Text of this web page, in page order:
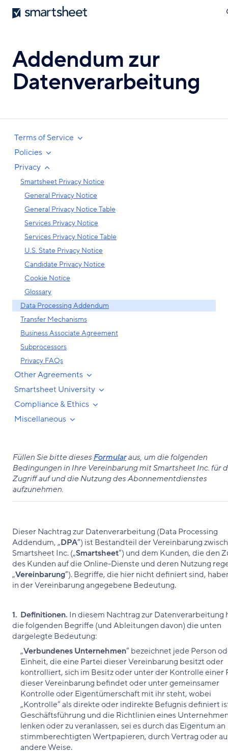
Direkt
zum
Smartsheet
Addendum zur
Datenverarbeitung
Terms of Service
Policies
Privacy
Smartsheet Privacy Notice
General Privacy Notice
General Privacy Notice Table
Services Privacy Notice
Services Privacy Notice Table
U.S. State Privacy Notice
Candidate Privacy Notice
Cookie Notice
Glossary
Data Processing Addendum
Transfer Mechanisms
Business Associate Agreement
Subprocessors
Privacy FAQs
Other Agreements
Smartsheet University
Compliance & Ethics
Miscellaneous
Füllen Sie bitte diesesFormularaus, um die folgenden
Bedingungen in Ihre Vereinbarung mit Smartsheet Inc. für
Zugriff auf und die Nutzung des Abonnementdienstes
aufzunehmen.
Dieser Nachtrag zur Datenverarbeitung (Data Processing
Addendum, „DPA“) ist Bestandteil der Vereinbarung
Smartsheet Inc. („Smartsheet“) und dem Kunden, die den
des Kunden auf die Online-Dienste und deren Nutzung
„Vereinbarung“). Begriffe, die hier nicht definiert sind,
in der Vereinbarung angegebene Bedeutung.
1. Definitionen. In diesem Nachtrag zur Datenverarbeitung
die folgenden Begriffe (und Ableitungen davon) die unten
dargelegte Bedeutung:
„Verbundenes Unternehmen“ bezeichnet jede Person
Einheit, die eine Partei dieser Vereinbarung besitzt oder
kontrolliert, sich im Besitz oder unter der Kontrolle einer
dieser Vereinbarung befindet oder unter gemeinsamer
Kontrolle oder Eigentümerschaft mit ihr steht, wobei
„Kontrolle“ als direkte oder indirekte Befugnis definiert
Geschäftsführung und die Richtlinien eines
lenken oder zu veranlassen, sei es durch das Eigentum an
stimmberechtigten Wertpapieren, durch Vertrag oder
andere Weise.